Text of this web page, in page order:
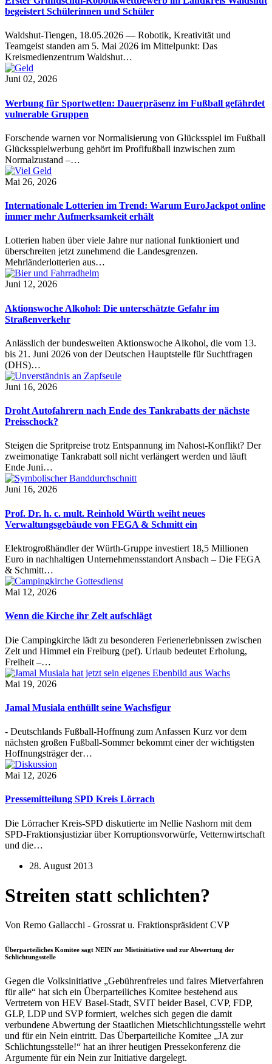
begeistert Schülerinnen und Schüler
Waldshut-Tiengen, 18.05.2026 — Robotik, Kreativität und
Teamgeist standen am 5. Mai 2026 im Mittelpunkt: Das
Kreismedienzentrum Waldshut…
Juni 02, 2026
Werbung für Sportwetten: Dauerpräsenz im Fußball gefährdet
vulnerable Gruppen
Forschende warnen vor Normalisierung von Glücksspiel im Fußball
Glücksspielwerbung gehört im Profifußball inzwischen zum
Normalzustand –…
Mai 26, 2026
Internationale Lotterien im Trend: Warum EuroJackpot online
immer mehr Aufmerksamkeit erhält
Lotterien haben über viele Jahre nur national funktioniert und
überschreiten jetzt zunehmend die Landesgrenzen.
Mehrländerlotterien aus…
Juni 12, 2026
Aktionswoche Alkohol: Die unterschätzte Gefahr im
Straßenverkehr
Anlässlich der bundesweiten Aktionswoche Alkohol, die vom 13.
bis 21. Juni 2026 von der Deutschen Hauptstelle für Suchtfragen
(DHS)…
Juni 16, 2026
Droht Autofahrern nach Ende des Tankrabatts der nächste
Preisschock?
Steigen die Spritpreise trotz Entspannung im Nahost-Konflikt? Der
zweimonatige Tankrabatt soll nicht verlängert werden und läuft
Ende Juni…
Juni 16, 2026
Prof. Dr. h. c. mult. Reinhold Würth weiht neues
Verwaltungsgebäude von FEGA & Schmitt ein
Elektrogroßhändler der Würth-Gruppe investiert 18,5 Millionen
Euro in nachhaltigen Unternehmensstandort Ansbach – Die FEGA
& Schmitt…
Mai 12, 2026
Wenn die Kirche ihr Zelt aufschlägt
Die Campingkirche lädt zu besonderen Ferienerlebnissen zwischen
Zelt und Himmel ein Freiburg (pef). Urlaub bedeutet Erholung,
Freiheit –…
Mai 19, 2026
Jamal Musiala enthüllt seine Wachsfigur
- Deutschlands Fußball-Hoffnung zum Anfassen Kurz vor dem
nächsten großen Fußball-Sommer bekommt einer der wichtigsten
Hoffnungsträger der…
Mai 12, 2026
Pressemitteilung SPD Kreis Lörrach
Die Lörracher Kreis-SPD diskutierte im Nellie Nashorn mit dem
SPD-Fraktionsjustiziar über Korruptionsvorwürfe, Vetternwirtschaft
und die…
28. August 2013
Streiten statt schlichten?
Von Remo Gallacchi - Grossrat u. Fraktionspräsident CVP
Überparteiliches Komitee sagt NEIN zur Mietinitiative und zur Abwertung der
Schlichtungsstelle
Gegen die Volksinitiative „Gebührenfreies und faires Mietverfahren
für alle“ hat sich ein Überparteiliches Komitee bestehend aus
Vertretern von HEV Basel-Stadt, SVIT beider Basel, CVP, FDP,
GLP, LDP und SVP formiert, welches sich gegen die damit
verbundene Abwertung der Staatlichen Mietschlichtungsstelle wehrt
und für ein Nein eintritt. Das Überparteiliche Komitee „JA zur
Schlichtungsstelle!“ hat an ihrer heutigen Pressekonferenz die
Argumente für ein Nein zur Initiative dargelegt.